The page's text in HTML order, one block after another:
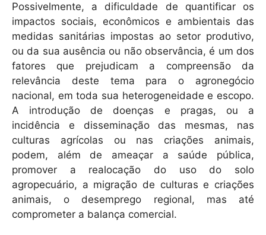
Possivelmente, a dificuldade de quantificar os
impactos sociais, econômicos e ambientais das
medidas sanitárias impostas ao setor produtivo,
ou da sua ausência ou não observância, é um dos
fatores que prejudicam a compreensão da
relevância deste tema para o agronegócio
nacional, em toda sua heterogeneidade e escopo.
A introdução de doenças e pragas, ou a
incidência e disseminação das mesmas, nas
culturas agrícolas ou nas criações animais,
podem, além de ameaçar a saúde pública,
promover a realocação do uso do solo
agropecuário, a migração de culturas e criações
animais, o desemprego regional, mas até
comprometer a balança comercial.